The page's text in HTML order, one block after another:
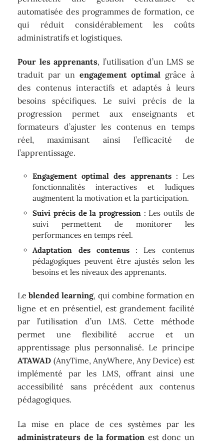
automatisée des programmes de formation, ce
qui réduit considérablement les coûts
administratifs et logistiques.
Pour les apprenants, l’utilisation d’un LMS se
traduit par un engagement optimal grâce à
des contenus interactifs et adaptés à leurs
besoins spécifiques. Le suivi précis de la
progression permet aux enseignants et
formateurs d’ajuster les contenus en temps
réel, maximisant ainsi l’efficacité de
l’apprentissage.
Engagement optimal des apprenants: Les
fonctionnalités interactives et ludiques
augmentent la motivation et la participation.
Suivi précis de la progression : Les outils de
suivi permettent de monitorer les
performances en temps réel.
Adaptation des contenus: Les contenus
pédagogiques peuvent être ajustés selon les
besoins et les niveaux des apprenants.
Leblended learning, qui combine formation en
ligne et en présentiel, est grandement facilité
par l’utilisation d’un LMS. Cette méthode
permet une flexibilité accrue et un
apprentissage plus personnalisé. Le principe
ATAWAD (AnyTime, AnyWhere, Any Device) est
implémenté par les LMS, offrant ainsi une
accessibilité sans précédent aux contenus
pédagogiques.
La mise en place de ces systèmes par les
administrateurs de la formation est donc un